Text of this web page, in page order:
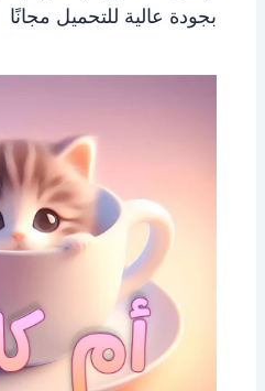
بجودة عالية للتحميل مجانًا